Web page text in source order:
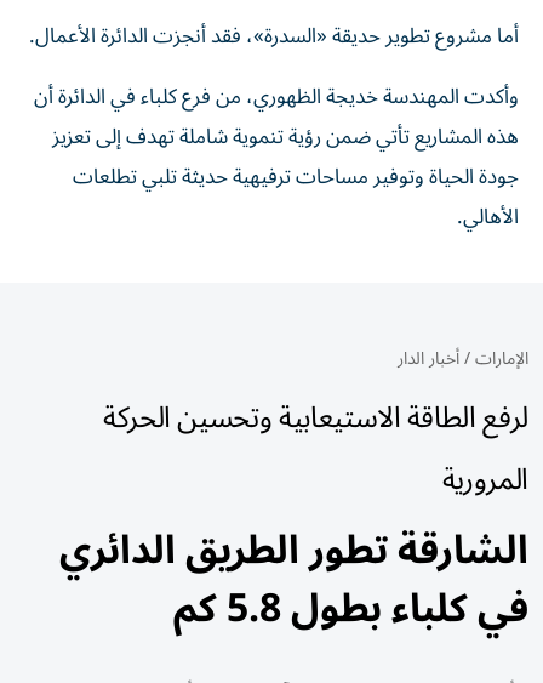
أما مشروع تطوير حديقة «السدرة»، فقد أنجزت الدائرة الأعمال.
وأكدت المهندسة خديجة الظهوري، من فرع كلباء في الدائرة أن
هذه المشاريع تأتي ضمن رؤية تنموية شاملة تهدف إلى تعزيز
جودة الحياة وتوفير مساحات ترفيهية حديثة تلبي تطلعات
الأهالي.
الإمارات/أخبار الدار
لرفع الطاقة الاستيعابية وتحسين الحركة
المرورية
الشارقة تطور الطريق الدائري
في كلباء بطول 5.8 كم